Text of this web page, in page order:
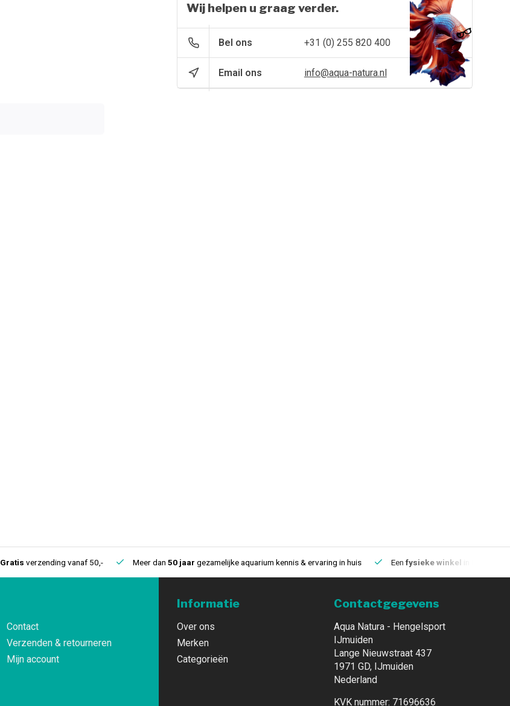
Wij helpen u graag verder.
Bel ons +31 (0) 255 820 400
Email ons info@aqua-natura.nl
Gratis verzending vanaf 50,- Meer dan 50 jaar gezamelijke aquarium kennis & ervaring in huis Een fysieke winkel
Contact
Verzenden & retourneren
Mijn account
Informatie
Over ons
Merken
Categorieën
Contactgegevens
Aqua Natura - Hengelsport
IJmuiden
Lange Nieuwstraat 437
1971 GD, IJmuiden
Nederland
KVK nummer: 71696636